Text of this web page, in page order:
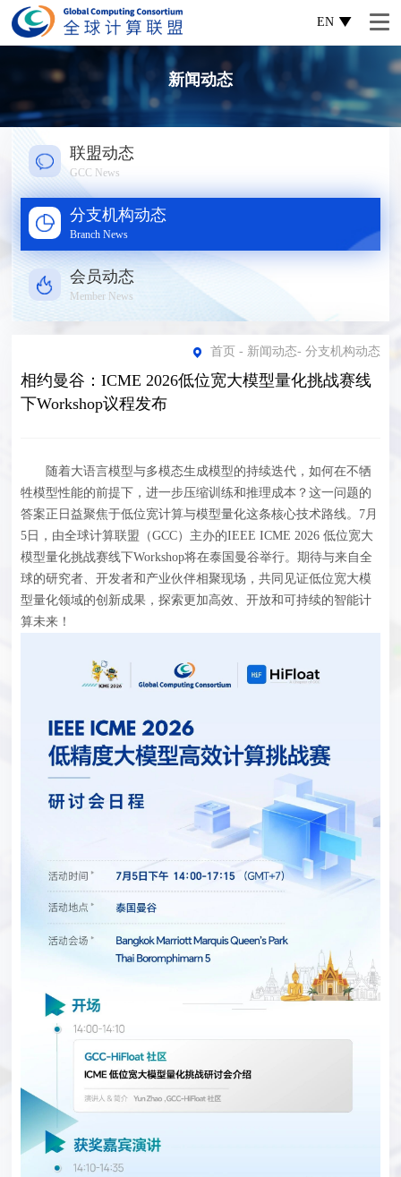
EN
新闻动态
联盟动态
GCC News
分支机构动态
Branch News
会员动态
Member News
首页 - 新闻动态- 分支机构动态
相约曼谷：ICME 2026低位宽大模型量化挑战赛线
下Workshop议程发布
随着大语言模型与多模态生成模型的持续迭代，如何在不牺
牲模型性能的前提下，进一步压缩训练和推理成本？这一问题的
答案正日益聚焦于低位宽计算与模型量化这条核心技术路线。7月
5日，由全球计算联盟（GCC）主办的IEEE ICME 2026 低位宽大
模型量化挑战赛线下Workshop将在泰国曼谷举行。期待与来自全
球的研究者、开发者和产业伙伴相聚现场，共同见证低位宽大模
型量化领域的创新成果，探索更加高效、开放和可持续的智能计
算未来！